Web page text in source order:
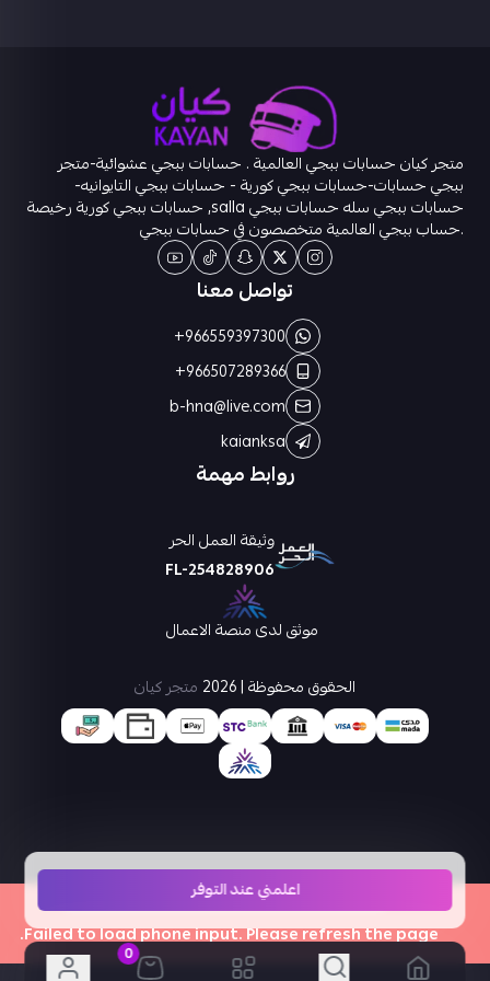
0
اعلمني عند التوفر
متجر كيان حسابات ببجي العالمية . حسابات ببجي عشوائية-متجر
ببجي حسابات-حسابات ببجي كورية - حسابات ببجي التايوانيه-
حسابات ببجي سله حسابات ببجي salla, حسابات ببجي كورية رخيصة
.حساب ببجي العالمية متخصصون في حسابات ببجي
روابط مهمة
تواصل معنا
+966559397300
+966507289366
b-hna@live.com
kaianksa
وثيقة العمل الحر
FL-254828906
موثق لدى منصة الاعمال
الحقوق محفوظة | 2026
متجر كيان
Failed to load phone input. Please refresh the page.